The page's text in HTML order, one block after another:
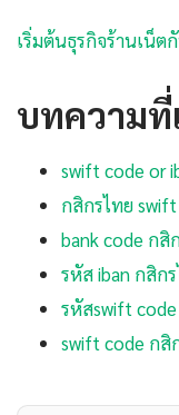
เริ่มต้นธุรกิจร้านเน็ต
บทความที่
swift code or
กสิกรไทย
bank code ก
รหัส iban กสิก
รหัสswift
swift code กสิ